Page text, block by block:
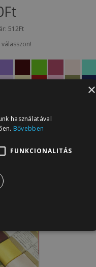
512Ft
0 vélemény Írjon
×
használatával
Bővebben
FUNKCIONALITÁS